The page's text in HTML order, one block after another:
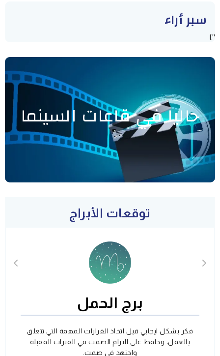
سبر أراء
"]
حاليا في قاعات السينما
توقعات الأبراج
برج الحمل
فكر بشكل ايجابي قبل اتخاذ القرارات المهمة التي تتعلق
بالعمل، وحافظ على التزام الصمت في الفترات المقبلة
واجتهد في صمت.